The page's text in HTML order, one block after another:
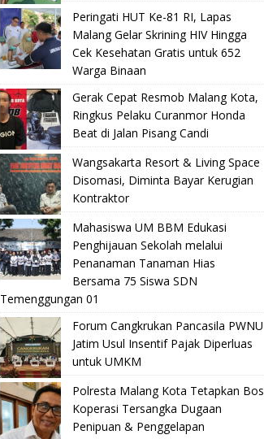
Peringati HUT Ke-81 RI, Lapas
Malang Gelar Skrining HIV Hingga
Cek Kesehatan Gratis untuk 652
Warga Binaan
Gerak Cepat Resmob Malang Kota,
Ringkus Pelaku Curanmor Honda
Beat di Jalan Pisang Candi
Wangsakarta Resort & Living Space
Disomasi, Diminta Bayar Kerugian
Kontraktor
Mahasiswa UM BBM Edukasi
Penghijauan Sekolah melalui
Penanaman Tanaman Hias
Bersama 75 Siswa SDN
Temenggungan 01
Forum Cangkrukan Pancasila PWNU
Jatim Usul Insentif Pajak Diperluas
untuk UMKM
Polresta Malang Kota Tetapkan Bos
Koperasi Tersangka Dugaan
Penipuan & Penggelapan